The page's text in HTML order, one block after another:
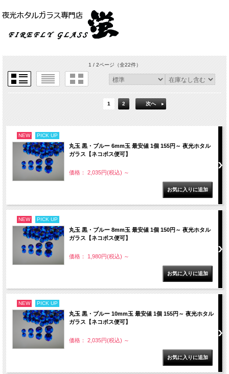
1 / 2ページ（全22件）
1 2 次へ
NEW PICK UP
丸玉 黒・ブルー 6mm玉 最安値 1個 155円～ 夜光ホタル
ガラス【ネコポス便可】
価格： 2,035円(税込) ～
NEW PICK UP
丸玉 黒・ブルー 8mm玉 最安値 1個 150円～ 夜光ホタル
ガラス【ネコポス便可】
価格： 1,980円(税込) ～
NEW PICK UP
丸玉 黒・ブルー 10mm玉 最安値 1個 155円～ 夜光ホタル
ガラス【ネコポス便可】
価格： 2,035円(税込) ～